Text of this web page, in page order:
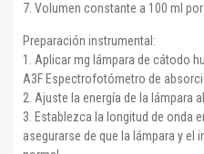
7. Volumen constante a 100 ml
Preparación instrumental:
1. Aplicar mg lámpara de cátodo
A3F Espectrofotómetro de
2. Ajuste la energía de la lámpara
3. Establezca la longitud de onda
asegurarse de que la lámpara y